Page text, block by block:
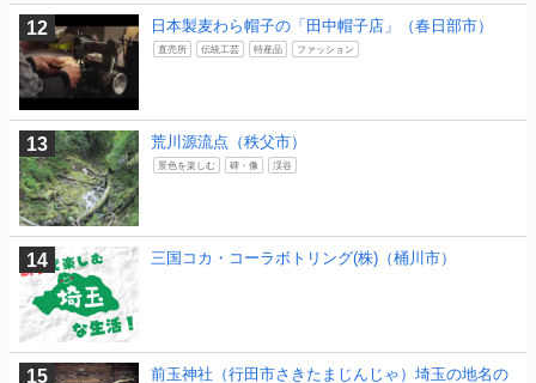
日本製麦わら帽子の「田中帽子店」（春日部市）
直売所 伝統工芸 特産品 ファッション
荒川源流点（秩父市）
景色を楽しむ 碑・像 渓谷
三国コカ・コーラボトリング(株)（桶川市）
前玉神社（行田市さきたまじんじゃ）埼玉の地名の